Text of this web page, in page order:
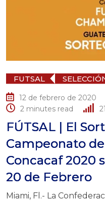
FUTSAL
12 de febrero de 2020
2 minutes read
FÚTSAL | El
Campeonato
Concacaf 2020
20 de Febrero
Miami, Fl.- La